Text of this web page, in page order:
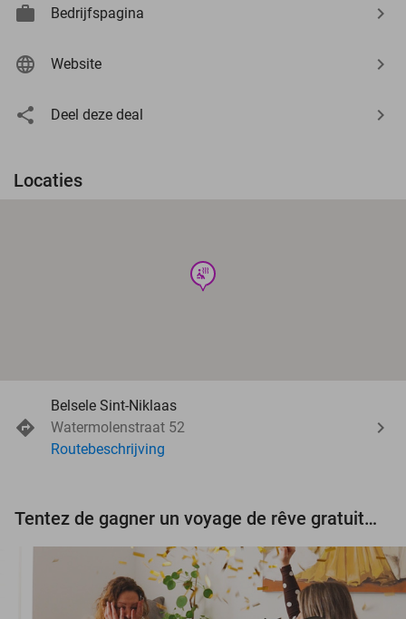
Bedrijfspagina
Website
Deel deze deal
Locaties
wellness
Belsele Sint-Niklaas
Watermolenstraat 52
Routebeschrijving
Tentez de gagner un voyage de rêve gratuit d'une valeur de 3.000 € !